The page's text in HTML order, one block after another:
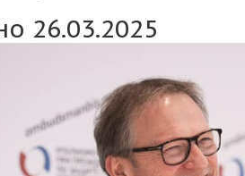
26.03.2025